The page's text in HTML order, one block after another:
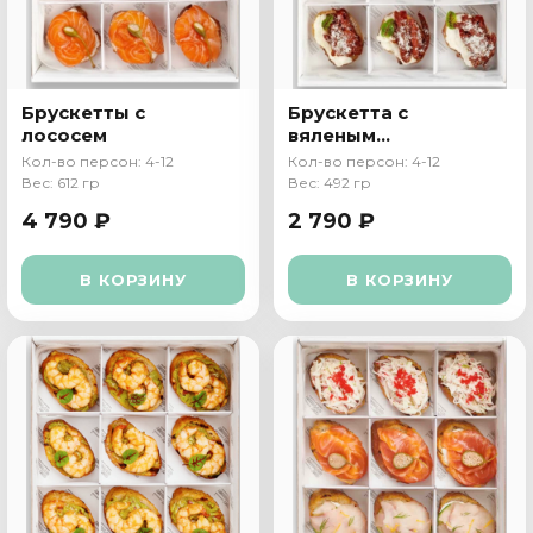
Брускетты с
лососем
Кол-во персон: 4-12
Вес: 612 гр
4 790 ₽
В КОРЗИНУ
Брускетта с
вяленым
томатом,
творожным
пармезаном
Кол-во персон: 4-12
Вес: 492 гр
2 790 ₽
В КОРЗИНУ